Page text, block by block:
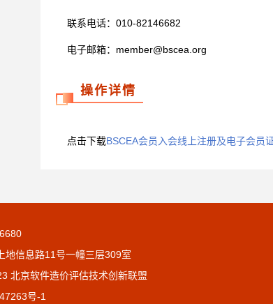
联系电话：010-82146682
电子邮箱：member@bscea.org
操作详情
点击下载BSCEA会员入会线上注册及电子会员
地信息路11号一幢三层309室
北京软件造价评估技术创新联盟
号-1